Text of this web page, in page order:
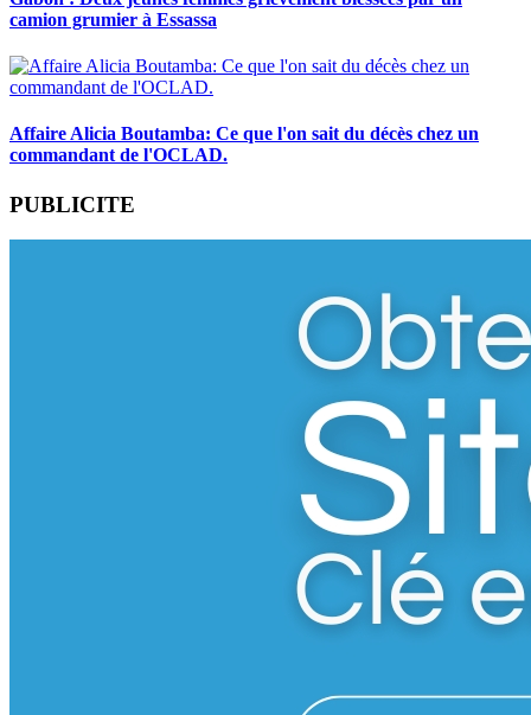
camion grumier à Essassa
Affaire Alicia Boutamba: Ce que l'on sait du décès chez un
commandant de l'OCLAD.
PUBLICITE